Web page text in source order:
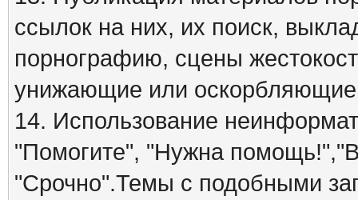
ссылок на них, их поиск,
порнографию, сцены
унижающие или оскорбляющие
14. Использование
"Помогите", "Нужна
"Срочно".Темы с подобными